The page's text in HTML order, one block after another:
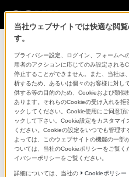
「できた
「安
当社ウェブサイトでは快適な閲
す。
プライバシー設定、ログイン、フォームへ
用者のアクションに応じてのみ設定される
停止することができません。また、当社は
析するため、あるいは個々のお客様に対し
供する等の目的のため、Cookieおよび類
あります。それらのCookieの受け入れを
ックしてください。Cookie使用にご同意
ックして下さい。Cookie設定をカスタマ
ください。Cookieの設定をいつでも管理
よっては、このウェブサイトの機能の一部
ついては、当社のCookieポリシーをご覧く
イバシーポリシーをご覧ください。
詳細については、当社の Cookieポリシー